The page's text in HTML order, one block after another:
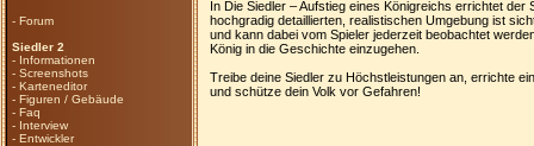
- Forum
Siedler 2
- Informationen
- Screenshots
- Karteneditor
- Figuren / Gebäude
- Faq
- Interview
- Entwickler
In Die Siedler – Aufstieg eines Königreichs errichtet der
hochgradig detaillierten, realistischen Umgebung ist
und kann dabei vom Spieler jederzeit beobachtet
König in die Geschichte einzugehen.
Treibe deine Siedler zu Höchstleistungen an, errichte
und schütze dein Volk vor Gefahren!